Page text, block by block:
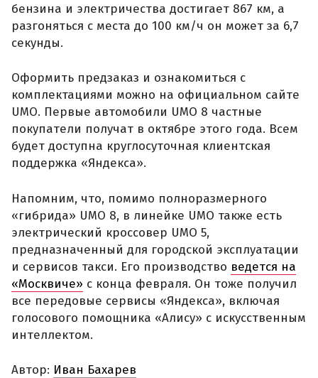
бензина и электричества достигает 867 км, а
разгоняться с места до 100 км/ч он может за 6,7
секунды.
Оформить предзаказ и ознакомиться с
комплектациями можно на официальном сайте
UMO. Первые автомобили UMO 8 частные
покупатели получат в октябре этого года. Всем
будет доступна круглосуточная клиентская
поддержка «Яндекса».
Напомним, что, помимо полноразмерного
«гибрида» UMO 8, в линейке UMO также есть
электрический кроссовер UMO 5,
предназначенный для городской эксплуатации
и сервисов такси. Его производство ведется на
«Москвиче» с конца февраля. Он тоже получил
все передовые сервисы «Яндекса», включая
голосового помощника «Алису» с искусственным
интеллектом.
Автор: Иван Бахарев